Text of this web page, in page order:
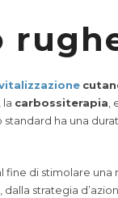
, la carbossiterapia
ha una
di stimolare
strategia